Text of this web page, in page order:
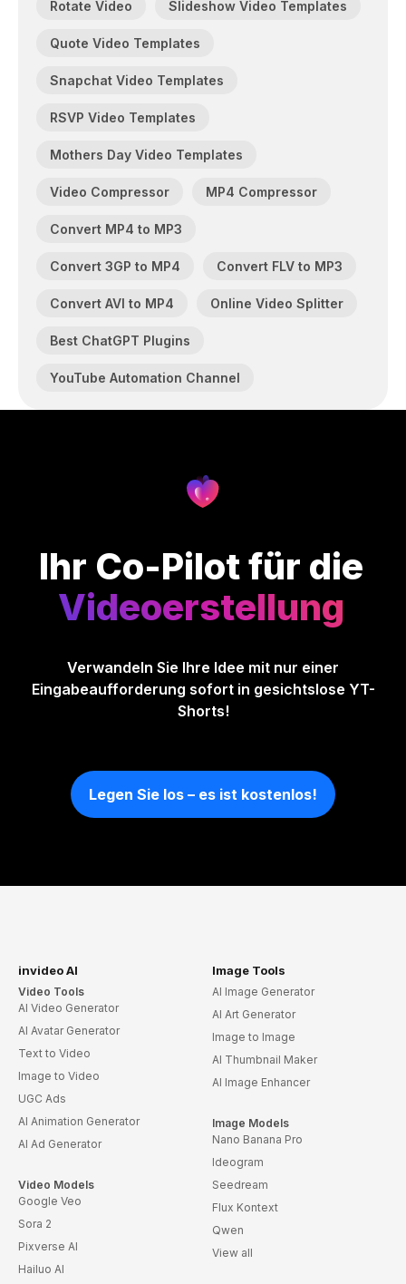
Rotate Video Slideshow Video Templates
Quote Video Templates
Snapchat Video Templates
RSVP Video Templates
Mothers Day Video Templates
Video Compressor MP4 Compressor
Convert MP4 to MP3
Convert 3GP to MP4 Convert FLV to MP3
Convert AVI to MP4 Online Video Splitter
Best ChatGPT Plugins
YouTube Automation Channel
Ihr Co-Pilot für die
Videoerstellung
Verwandeln Sie Ihre Idee mit nur einer
Eingabeaufforderung sofort in gesichtslose YT-
Shorts!
Legen Sie los – es ist kostenlos!
invideo AI
Video Tools
AI Video Generator
AI Avatar Generator
Text to Video
Image to Video
UGC Ads
AI Animation Generator
AI Ad Generator
Video Models
Google Veo
Sora 2
Pixverse AI
Hailuo AI
Image Tools
AI Image Generator
AI Art Generator
Image to Image
AI Thumbnail Maker
AI Image Enhancer
Image Models
Nano Banana Pro
Ideogram
Seedream
Flux Kontext
Qwen
View all